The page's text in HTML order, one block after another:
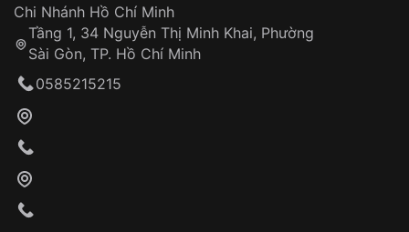
Khách hàng kiểm tra và thanh toán trực tiếp
Đồng hành cùng khách hàng trong suốt quá
trình sử dụng
Chi Nhánh Hồ Chí Minh
Tầng 1, 34 Nguyễn Thị Minh Khai, Phường
Sài Gòn, TP. Hồ Chí Minh
0585215215